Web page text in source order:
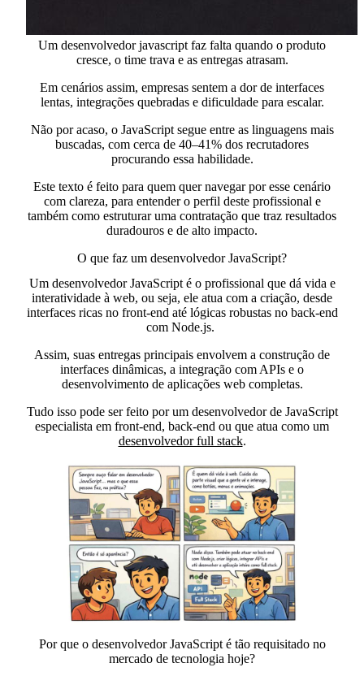
Um desenvolvedor javascript faz falta quando o produto
cresce, o time trava e as entregas atrasam.
Em cenários assim, empresas sentem a dor de interfaces
lentas, integrações quebradas e dificuldade para escalar.
Não por acaso, o JavaScript segue entre as linguagens mais
buscadas, com cerca de 40–41% dos recrutadores
procurando essa habilidade.
Este texto é feito para quem quer navegar por esse cenário
com clareza, para entender o perfil deste profissional e
também como estruturar uma contratação que traz resultados
duradouros e de alto impacto.
O que faz um desenvolvedor JavaScript?
Um desenvolvedor JavaScript é o profissional que dá vida e
interatividade à web, ou seja, ele atua com a criação, desde
interfaces ricas no front-end até lógicas robustas no back-end
com Node.js.
Assim, suas entregas principais envolvem a construção de
interfaces dinâmicas, a integração com APIs e o
desenvolvimento de aplicações web completas.
Tudo isso pode ser feito por um desenvolvedor de JavaScript
especialista em front-end, back-end ou que atua como um
desenvolvedor full stack.
Por que o desenvolvedor JavaScript é tão requisitado no
mercado de tecnologia hoje?